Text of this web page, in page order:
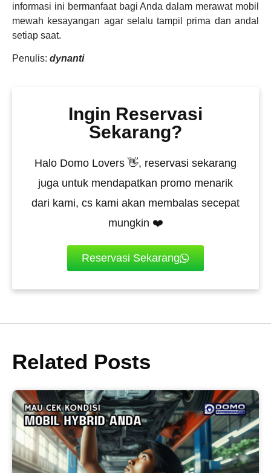
informasi ini bermanfaat bagi Anda dalam merawat mobil
mewah kesayangan agar selalu tampil prima dan andal
setiap saat.
Penulis: dynanti
Ingin Reservasi
Sekarang?
Halo Domo Lovers 👋, reservasi sekarang
juga untuk mendapatkan promo menarik
dari kami, cs kami akan membalas secepat
mungkin ❤️
Reservasi Sekarang
Related Posts